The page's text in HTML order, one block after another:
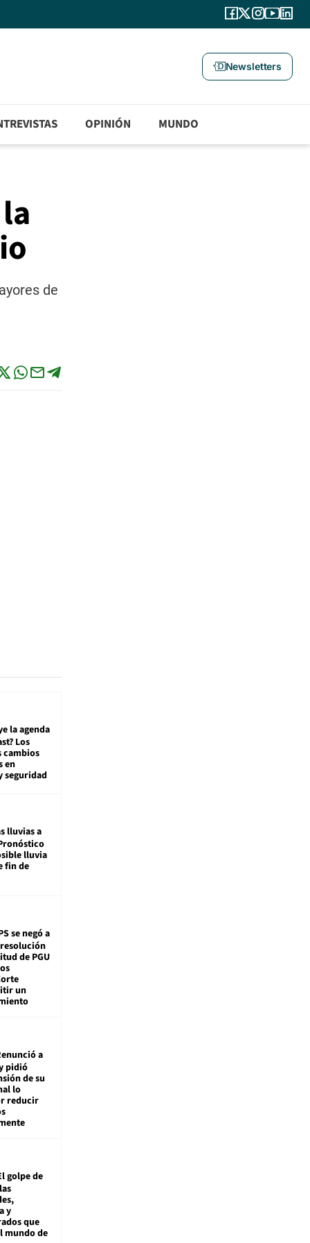
Newsletters
OPINIÓN MUNDO
de
la agenda
Los
cambios
en
seguridad
lluvias a
lluvia
fin de
se negó a
de PGU
un
a
pidió
de su
lo
reducir
golpe de
y
que
mundo de